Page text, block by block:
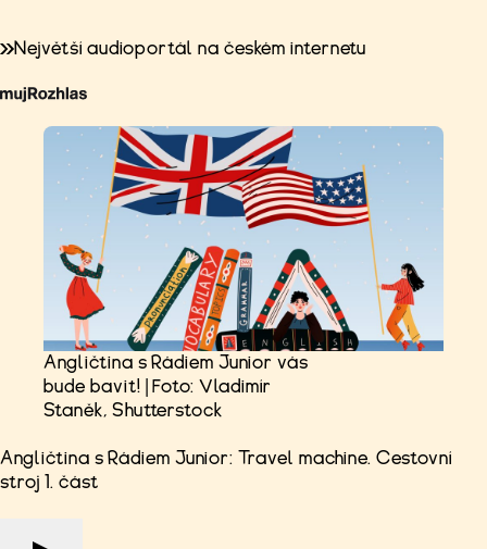
Největší audioportál na českém internetu
Angličtina s Rádiem Junior vás
bude bavit! | Foto: Vladimír
Staněk, Shutterstock
Angličtina s Rádiem Junior: Travel machine. Cestovní
stroj 1. část